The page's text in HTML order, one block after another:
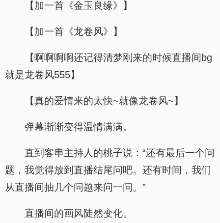
【加一首《金玉良缘》】
【加一首《龙卷风》】
【啊啊啊啊还记得清梦刚来的时候直播间bg
就是龙卷风555】
【真的爱情来的太快~就像龙卷风~】
弹幕渐渐变得温情满满。
直到客串主持人的桃子说：“还有最后一个问
题，我觉得放到直播结尾问吧。还有时间，我们
从直播间抽几个问题来问一问。”
直播间的画风陡然变化。